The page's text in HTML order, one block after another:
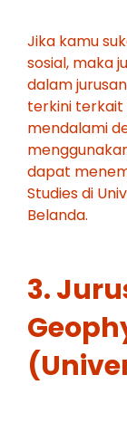
Jika kamu
sosial, maka
dalam
terkini terkait
mendalami
dapat
Studies di
Belanda.
3.